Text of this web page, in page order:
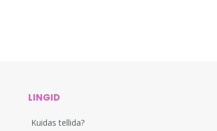
LINGID
Kuidas tellida?